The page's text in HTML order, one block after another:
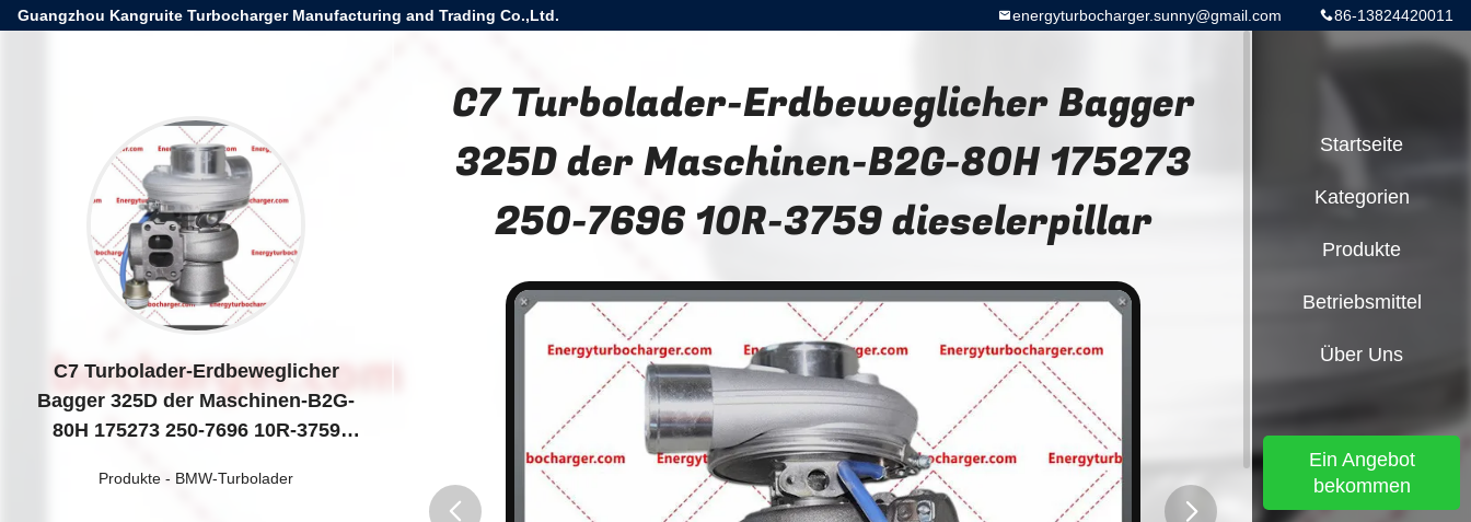
Guangzhou Kangruite Turbocharger Manufacturing and Trading Co.,Ltd. 86-13824420011
energyturbocharger.sunny@gmail.com
C7 Turbolader-Erdbeweglicher
Bagger 325D der Maschinen-B2G-
80H 175273 250-7696 10R-3759
Produkte - BMW-Turbolader
C7 Turbolader-Erdbeweglicher Bagger
325D der Maschinen-B2G-80H 175273
250-7696 10R-3759 dieselerpillar
Startseite
Kategorien
Produkte
Betriebsmittel
Über Uns
Ein Angebot
bekommen